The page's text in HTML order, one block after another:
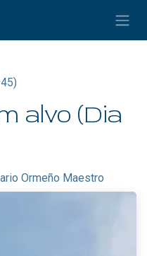
alvo (Dia
Ormeño Maestro